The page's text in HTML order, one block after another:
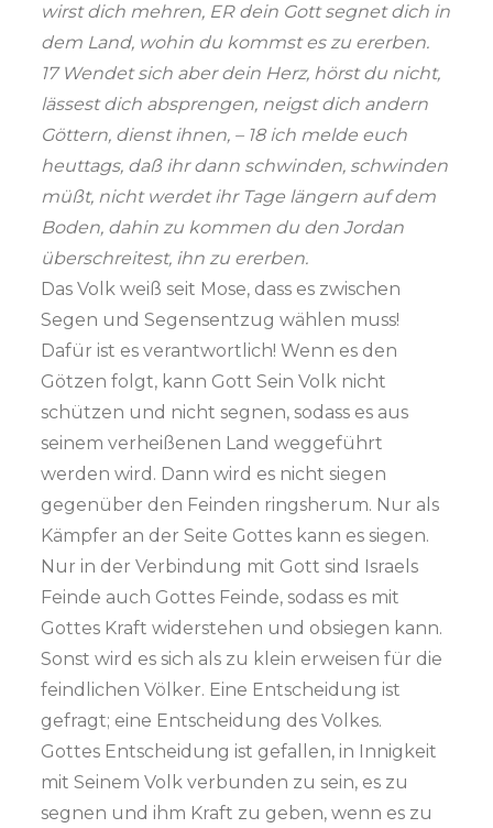
wirst dich mehren, ER dein Gott segnet dich in
dem Land, wohin du kommst es zu ererben.
17 Wendet sich aber dein Herz, hörst du nicht,
lässest dich absprengen, neigst dich andern
Göttern, dienst ihnen, – 18 ich melde euch
heuttags, daß ihr dann schwinden, schwinden
müßt, nicht werdet ihr Tage längern auf dem
Boden, dahin zu kommen du den Jordan
überschreitest, ihn zu ererben.
Das Volk weiß seit Mose, dass es zwischen
Segen und Segensentzug wählen muss!
Dafür ist es verantwortlich! Wenn es den
Götzen folgt, kann Gott Sein Volk nicht
schützen und nicht segnen, sodass es aus
seinem verheißenen Land weggeführt
werden wird. Dann wird es nicht siegen
gegenüber den Feinden ringsherum. Nur als
Kämpfer an der Seite Gottes kann es siegen.
Nur in der Verbindung mit Gott sind Israels
Feinde auch Gottes Feinde, sodass es mit
Gottes Kraft widerstehen und obsiegen kann.
Sonst wird es sich als zu klein erweisen für die
feindlichen Völker. Eine Entscheidung ist
gefragt; eine Entscheidung des Volkes.
Gottes Entscheidung ist gefallen, in Innigkeit
mit Seinem Volk verbunden zu sein, es zu
segnen und ihm Kraft zu geben, wenn es zu